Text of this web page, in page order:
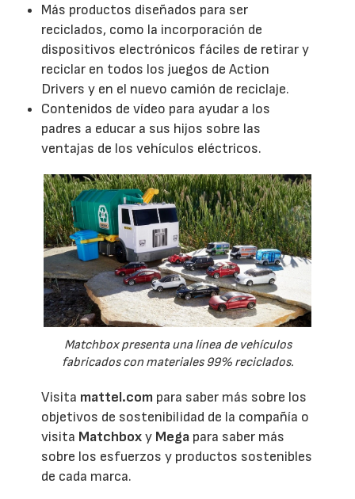
Más productos diseñados para ser
reciclados, como la incorporación de
dispositivos electrónicos fáciles de retirar y
reciclar en todos los juegos de Action
Drivers y en el nuevo camión de reciclaje.
Contenidos de vídeo para ayudar a los
padres a educar a sus hijos sobre las
ventajas de los vehículos eléctricos.
Matchbox presenta una línea de vehículos
fabricados con materiales 99% reciclados.
Visita mattel.com para saber más sobre los
objetivos de sostenibilidad de la compañía o
visita Matchboxy Mega para saber más
sobre los esfuerzos y productos sostenibles
de cada marca.